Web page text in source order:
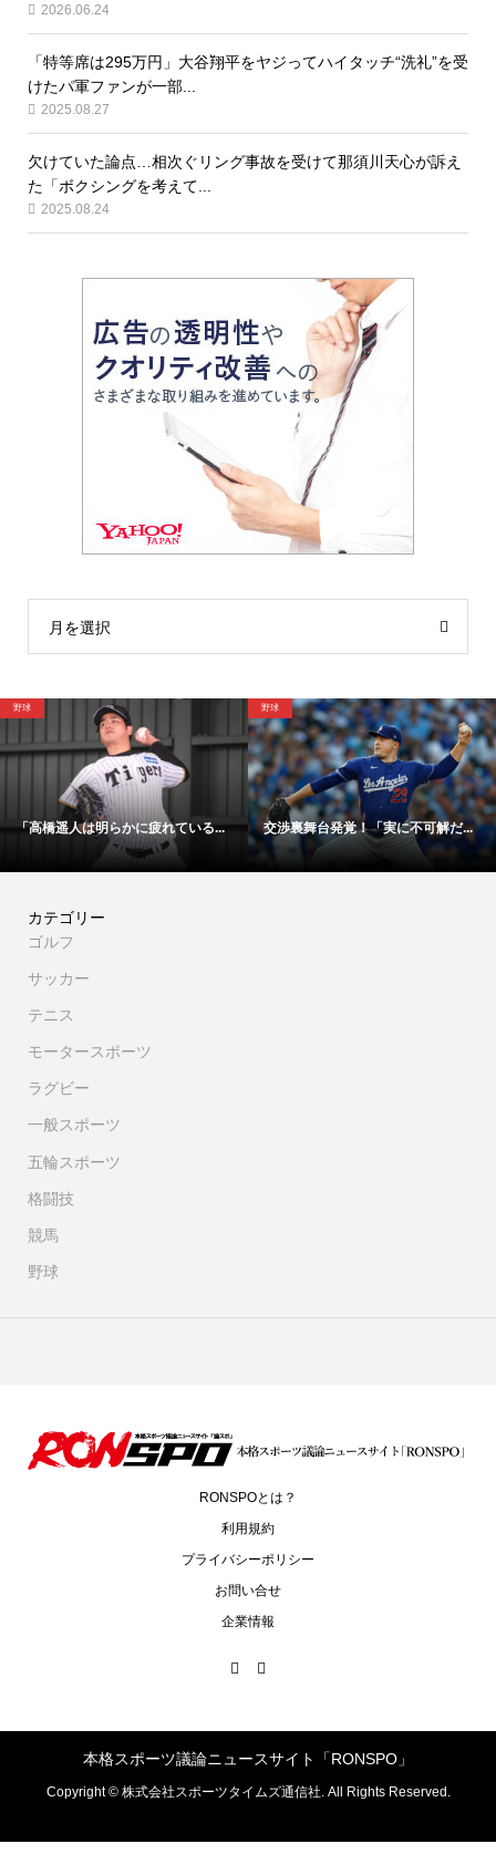
2026.06.24
「特等席は295万円」大谷翔平をヤジってハイタッチ“洗礼”を受
けたパ軍ファンが一部...
2025.08.27
欠けていた論点…相次ぐリング事故を受けて那須川天心が訴え
た「ボクシングを考えて...
2025.08.24
月を選択
野球
交渉裏舞台発覚！「実に不可解だ...
サッカー
「48時間以内にサイン！」冨安健...
カテゴリー
ゴルフ
サッカー
テニス
モータースポーツ
ラグビー
一般スポーツ
五輪スポーツ
格闘技
競馬
野球
RONSPOとは？
利用規約
プライバシーポリシー
お問い合せ
企業情報
本格スポーツ議論ニュースサイト「RONSPO」
Copyright ©株式会社スポーツタイムズ通信社. All Rights Reserved.